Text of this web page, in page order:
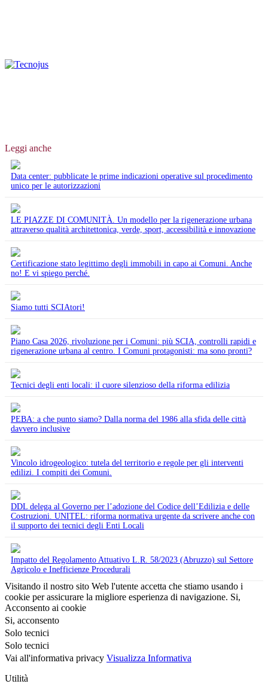
Leggi anche
Data center: pubblicate le prime indicazioni operative sul procedimento
unico per le autorizzazioni
LE PIAZZE DI COMUNITÀ. Un modello per la rigenerazione urbana
attraverso qualità architettonica, verde, sport, accessibilità e innovazione
Certificazione stato legittimo degli immobili in capo ai Comuni. Anche
no! E vi spiego perché.
Siamo tutti SCIAtori!
Piano Casa 2026, rivoluzione per i Comuni: più SCIA, controlli rapidi e
rigenerazione urbana al centro. I Comuni protagonisti: ma sono pronti?
Tecnici degli enti locali: il cuore silenzioso della riforma edilizia
PEBA: a che punto siamo? Dalla norma del 1986 alla sfida delle città
davvero inclusive
Vincolo idrogeologico: tutela del territorio e regole per gli interventi
edilizi. I compiti dei Comuni.
DDL delega al Governo per l’adozione del Codice dell’Edilizia e delle
Costruzioni. UNITEL: riforma normativa urgente da scrivere anche con
il supporto dei tecnici degli Enti Locali
Impatto del Regolamento Attuativo L.R. 58/2023 (Abruzzo) sul Settore
Agricolo e Inefficienze Procedurali
Visitando il nostro sito Web l'utente accetta che stiamo usando i
cookie per assicurare la migliore esperienza di navigazione. Si,
Acconsento ai cookie
Si, acconsento
Solo tecnici
Solo tecnici
Vai all'informativa privacy Visualizza Informativa
Utilità